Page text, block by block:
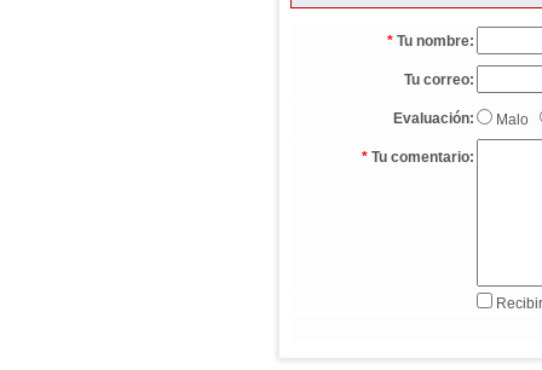
* Tu nombre:
Tu correo:
Evaluación: Malo
* Tu comentario: